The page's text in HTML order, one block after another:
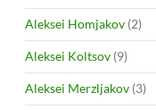
Aleksei Homjakov (2)
Aleksei Koltsov (9)
Aleksei Merzljakov (3)